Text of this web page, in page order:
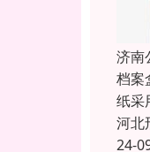
济南
档案
纸采
河北
24-